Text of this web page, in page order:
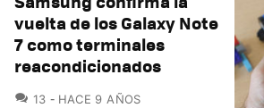
vuelta de los Galaxy Note
7 como terminales
reacondicionados
13 COMENTARIOS
HACE 9 AÑOS